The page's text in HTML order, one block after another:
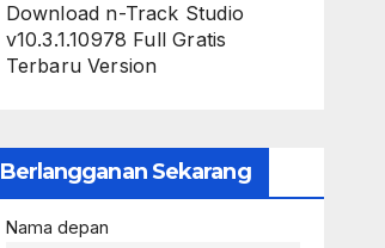
Download n-Track Studio
v10.3.1.10978 Full Gratis
Terbaru Version
Berlangganan Sekarang
Nama depan